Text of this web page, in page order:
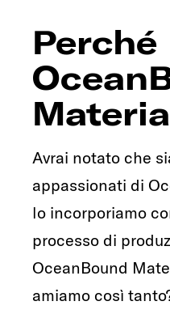
Perché
Avrai notato che
appassionati di
lo incorporiamo
processo di
OceanBound
amiamo così